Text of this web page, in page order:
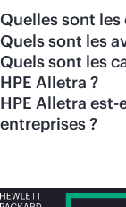
Quelles sont
Quels sont les
Quels sont les
HPE Alletra ?
HPE Alletra
entreprises ?